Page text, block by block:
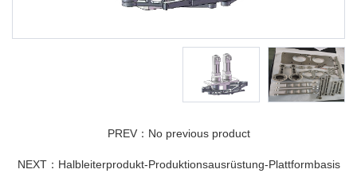
PREV：No previous product
NEXT：Halbleiterprodukt-Produktionsausrüstung-Plattformbasis